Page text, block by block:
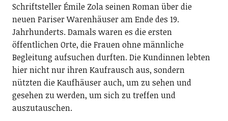
Schriftsteller Émile Zola seinen Roman über die
neuen Pariser Warenhäuser am Ende des 19.
Jahrhunderts. Damals waren es die ersten
öffentlichen Orte, die Frauen ohne männliche
Begleitung aufsuchen durften. Die Kundinnen lebten
hier nicht nur ihren Kaufrausch aus, sondern
nützten die Kaufhäuser auch, um zu sehen und
gesehen zu werden, um sich zu treffen und
auszutauschen.